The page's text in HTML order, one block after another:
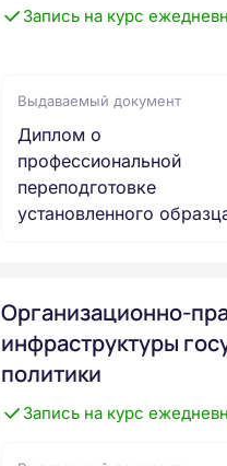
Запись на курс
Выдаваемый документ
Диплом о
профессиональной
переподготовке
установленного
Организационно-
инфраструктуры
политики
Запись на курс